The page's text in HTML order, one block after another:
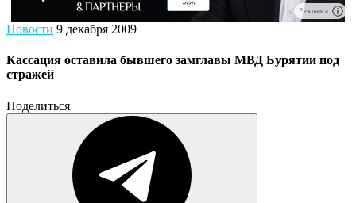
Реклама
Новости 9 декабря 2009
Кассация оставила бывшего замглавы МВД Бурятии под
стражей
Поделиться